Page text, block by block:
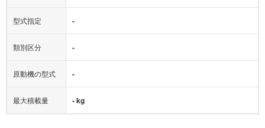
型式指定 -
類別区分 -
原動機の型式 -
最大積載量 - kg